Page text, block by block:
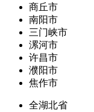
商丘市
南阳市
三门峡市
漯河市
许昌市
濮阳市
焦作市
全湖北省